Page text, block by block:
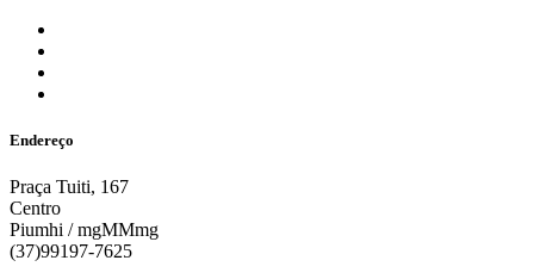
Endereço
Praça Tuiti, 167
Centro
Piumhi / mgMMmg
(37)99197-7625